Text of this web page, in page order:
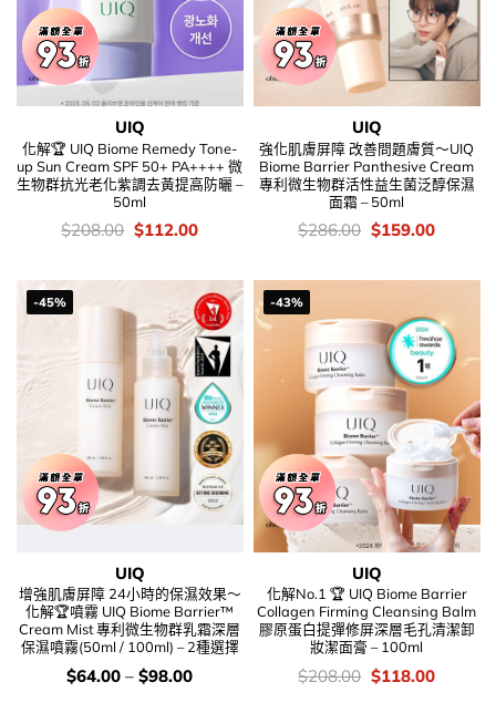
UIQ
化解🏆 UIQ Biome Remedy Tone-
up Sun Cream SPF 50+ PA++++ 微
生物群抗光老化紫調去黃提高防曬 –
50ml
價
錢：
$208.00 Original
price
$208.00.
$112.00Current
$112.00.
UIQ
強化肌膚屏障 改善問題膚質～UIQ
Biome Barrier Panthesive Cream
專利微生物群活性益生菌泛醇保濕
面霜 – 50ml
價
錢：
$286.00 Original
price
$286.00.
$159.00Current
-45%
UIQ
增強肌膚屏障 24小時的保濕效果～
化解🏆噴霧 UIQ Biome Barrier™
Cream Mist 專利微生物群乳霜深層
保濕噴霧(50ml / 100ml) – 2種選擇
價
錢：
$64.00 – $98.00
-43%
UIQ
化解No.1 🏆 UIQ Biome Barrier
Collagen Firming Cleansing Balm
膠原蛋白提彈修屏深層毛孔清潔卸
妝潔面膏 – 100ml
價
錢：
$208.00 Original
price
$118.00Current